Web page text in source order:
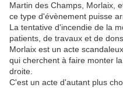
Martin des Champs , Morlaix,
ce type d'évènement puisse
La tentative d'incendie de la
patients, de travaux et de
Morlaix est un acte
qui cherchent à faire monter
droite.
C'est un acte d'autant plus